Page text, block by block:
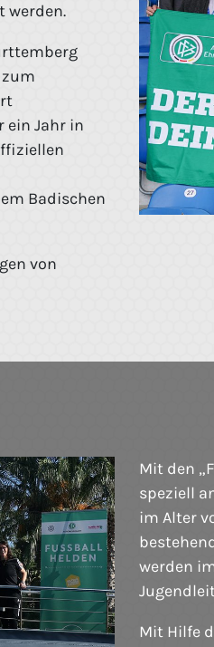
werden.
ein Jahr in
Badischen
von
Mit den
speziell
im Alter
werden
Mit Hilfe